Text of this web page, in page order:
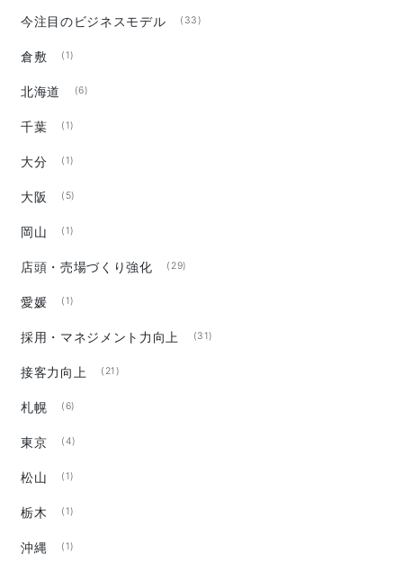
今注目のビジネスモデル (33)
倉敷 (1)
北海道 (6)
千葉 (1)
大分 (1)
大阪 (5)
岡山 (1)
店頭・売場づくり強化 (29)
愛媛 (1)
採用・マネジメント力向上 (31)
接客力向上 (21)
札幌 (6)
東京 (4)
松山 (1)
栃木 (1)
沖縄 (1)